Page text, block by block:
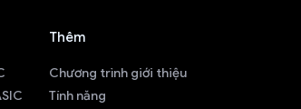
Thêm
Chương trình giới thiệu
Tính năng